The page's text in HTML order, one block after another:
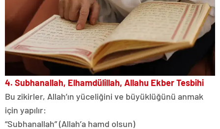
4. Subhanallah, Elhamdülillah, Allahu Ekber Tesbihi
Bu zikirler, Allah’ın yüceliğini ve büyüklüğünü anmak
için yapılır:
“Subhanallah” (Allah’a hamd olsun)